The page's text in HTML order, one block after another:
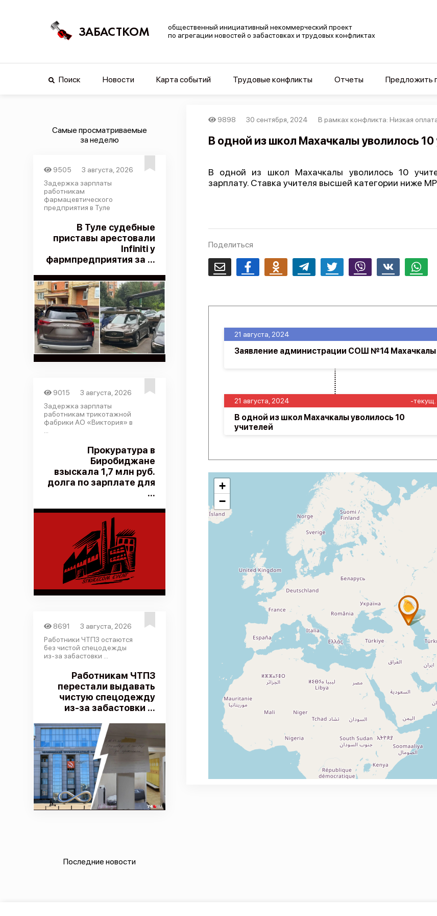
ЗАБАСТКОМ
общественный инициативный некоммерческий проект
по агрегации новостей о забастовках и трудовых конфликтах
Поиск Новости Карта событий Трудовые конфликты Отчеты Предложить
Самые просматриваемые
за неделю
9505
3 августа, 2026
Задержка зарплаты
работникам
фармацевтического
предприятия в Туле
В Туле судебные
приставы арестовали
Infiniti у
фармпредприятия за ...
9015
3 августа, 2026
Задержка зарплаты
работникам трикотажной
фабрики АО «Виктория» в
Прокуратура в
Биробиджане
взыскала 1,7 млн руб.
долга по зарплате для
...
8691
3 августа, 2026
Работники ЧТПЗ остаются
без чистой спецодежды
из-за забастовки ...
Работникам ЧТПЗ
перестали выдавать
чистую спецодежду
из-за забастовки ...
Последние новости
9898 30 сентября, 2024 В рамках конфликта: Низкая
В одной из школ Махачкалы уволилось 10
В одной из школ Махачкалы уволилось 10
зарплату. Ставка учителя высшей категории ниже
Поделиться
Email FacebookOdnoklassnikiTelegram Twitter Viber
21 августа, 2024 -текущ.
В одной из школ Махачкалы уволилось 10
учителей
21 августа, 2024
Заявление администрации СОШ №14 Махачкалы
+
−